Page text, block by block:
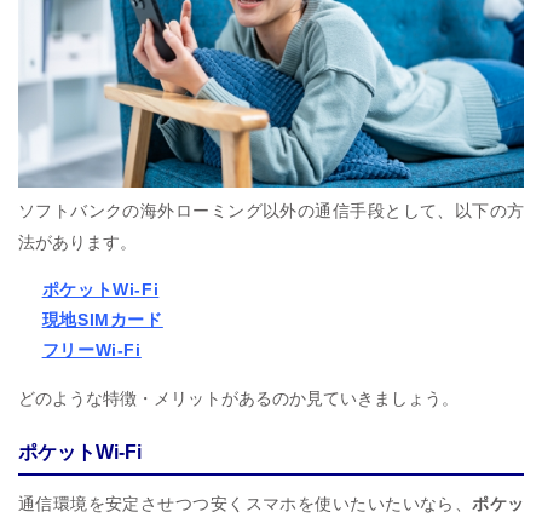
ソフトバンクの海外ローミング以外の通信手段として、以下の方
法があります。
ポケットWi-Fi
現地SIMカード
フリーWi-Fi
どのような特徴・メリットがあるのか見ていきましょう。
ポケットWi-Fi
通信環境を安定させつつ安くスマホを使いたいたいなら、 ポケッ